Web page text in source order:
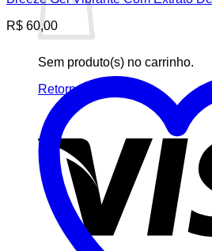
Sem produto(s) no carrinho.
Retornar para a loja
R$ 60,00